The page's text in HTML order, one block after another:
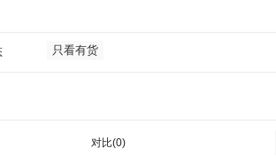
只看有货
对比(0)